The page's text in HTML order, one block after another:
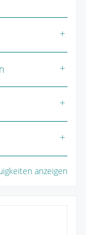
anzeigen